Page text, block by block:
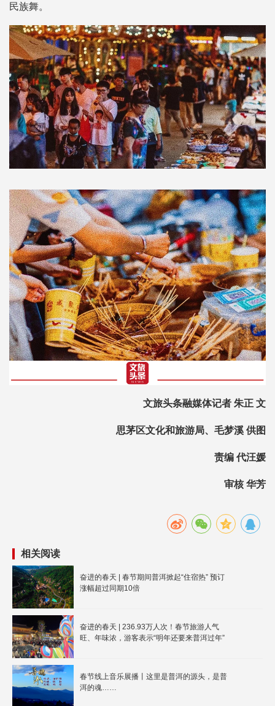
民族舞。
文旅头条融媒体记者 朱正 文
思茅区文化和旅游局、毛梦溪 供图
责编 代汪媛
审核 华芳
相关阅读
奋进的春天 | 春节期间普洱掀起“住宿热” 预订
涨幅超过同期10倍
奋进的春天 | 236.93万人次！春节旅游人气
旺、年味浓，游客表示“明年还要来普洱过年”
春节线上音乐展播丨这里是普洱的源头，是普
洱的魂……